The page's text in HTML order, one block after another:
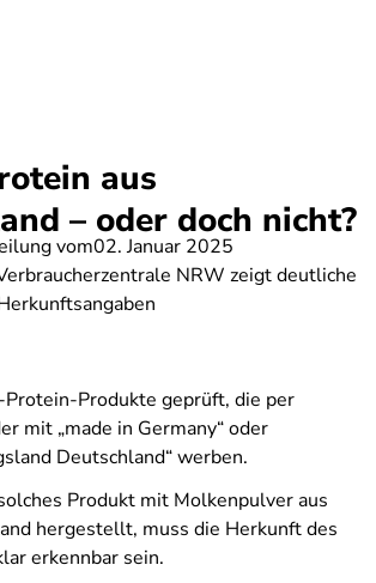
aus
– oder doch nicht?
vom02. Januar 2025
NRW zeigt deutliche
Produkte geprüft, die per
mit „made in Germany“ oder
Deutschland“ werben.
Produkt mit Molkenpulver aus
hergestellt, muss die Herkunft des
erkennbar sein.